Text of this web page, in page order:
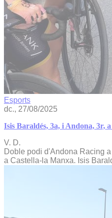
Esports
dc., 27/08/2025
Isis Baraldés, 3a, i Andona, 3r,
V. D.
Doble podi d'Andona Racing
a Castella-la Manxa. Isis